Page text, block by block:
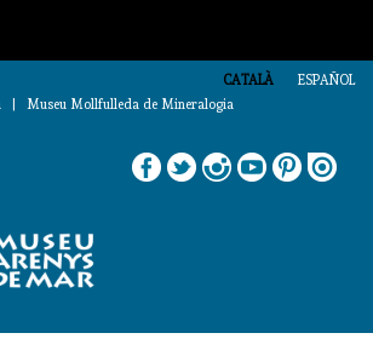
ESPAÑOL
CATALÀ
| Museu Mollfulleda de Mineralogia